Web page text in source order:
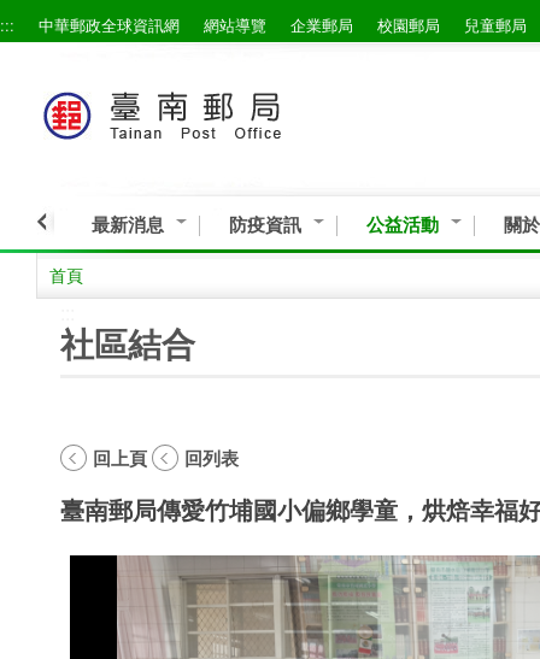
跳到主要內容區塊
::: 中華郵政全球資訊網 網站導覽 企業郵局 校園郵局 兒童郵局
最新消息 防疫資訊 公益活動 關
首頁
社區結合
回上頁 回列表
臺南郵局傳愛竹埔國小偏鄉學童，烘焙幸福